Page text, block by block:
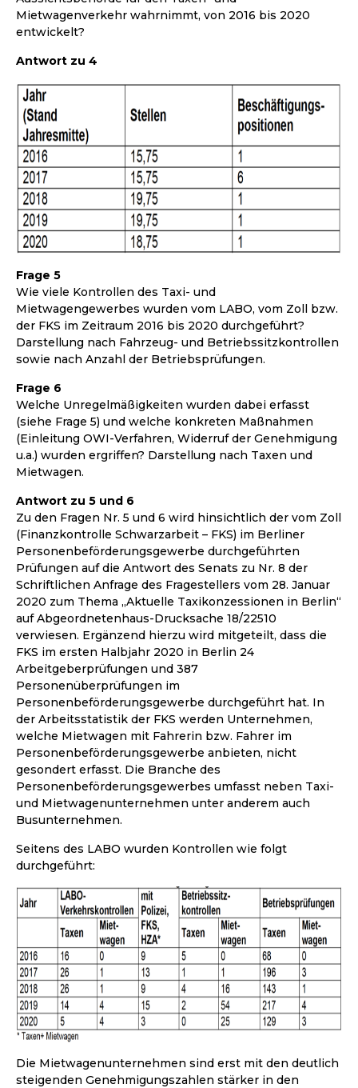
Mietwagenverkehr wahrnimmt, von 2016 bis 2020
entwickelt?
Antwort zu 4
Frage 5
Wie viele Kontrollen des Taxi- und
Mietwagengewerbes wurden vom LABO, vom Zoll bzw.
der FKS im Zeitraum 2016 bis 2020 durchgeführt?
Darstellung nach Fahrzeug- und Betriebssitzkontrollen
sowie nach Anzahl der Betriebsprüfungen.
Frage 6
Welche Unregelmäßigkeiten wurden dabei erfasst
(siehe Frage 5) und welche konkreten Maßnahmen
(Einleitung OWI-Verfahren, Widerruf der Genehmigung
u.a.) wurden ergriffen? Darstellung nach Taxen und
Mietwagen.
Antwort zu 5 und 6
Zu den Fragen Nr. 5 und 6 wird hinsichtlich der vom Zoll
(Finanzkontrolle Schwarzarbeit – FKS) im Berliner
Personenbeförderungsgewerbe durchgeführten
Prüfungen auf die Antwort des Senats zu Nr. 8 der
Schriftlichen Anfrage des Fragestellers vom 28. Januar
2020 zum Thema „Aktuelle Taxikonzessionen in Berlin“
auf Abgeordnetenhaus-Drucksache 18/22510
verwiesen. Ergänzend hierzu wird mitgeteilt, dass die
FKS im ersten Halbjahr 2020 in Berlin 24
Arbeitgeberprüfungen und 387
Personenüberprüfungen im
Personenbeförderungsgewerbe durchgeführt hat. In
der Arbeitsstatistik der FKS werden Unternehmen,
welche Mietwagen mit Fahrerin bzw. Fahrer im
Personenbeförderungsgewerbe anbieten, nicht
gesondert erfasst. Die Branche des
Personenbeförderungsgewerbes umfasst neben Taxi-
und Mietwagenunternehmen unter anderem auch
Busunternehmen.
Seitens des LABO wurden Kontrollen wie folgt
durchgeführt:
Die Mietwagenunternehmen sind erst mit den deutlich
steigenden Genehmigungszahlen stärker in den